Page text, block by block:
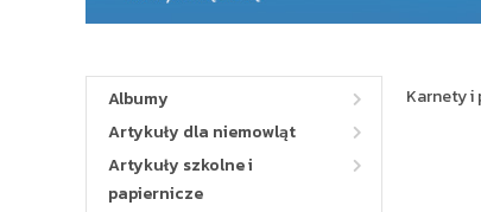
Albumy
Artykuły dla niemowląt
Artykuły szkolne i
papiernicze
Karnety i